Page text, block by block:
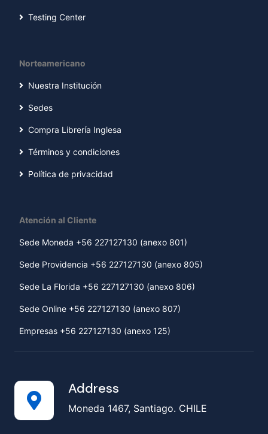
Testing Center
Norteamericano
Nuestra Institución
Sedes
Compra Librería Inglesa
Términos y condiciones
Política de privacidad
Atención al Cliente
Sede Moneda +56 227127130 (anexo 801)
Sede Providencia +56 227127130 (anexo 805)
Sede La Florida +56 227127130 (anexo 806)
Sede Online +56 227127130 (anexo 807)
Empresas +56 227127130 (anexo 125)
Address
Moneda 1467, Santiago. CHILE